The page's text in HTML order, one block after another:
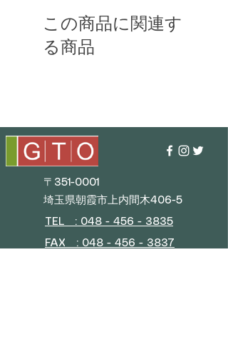
この商品に関連す
る商品
〒351-0001
埼玉県朝霞市上内間木406-5
TEL : 048 - 456 - 3835​
FAX : 048 - 456 - 3837